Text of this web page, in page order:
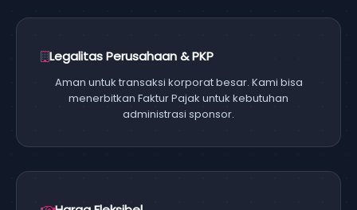
Legalitas Perusahaan & PKP
Aman untuk transaksi korporat besar. Kami bisa
menerbitkan Faktur Pajak untuk kebutuhan
administrasi sponsor.